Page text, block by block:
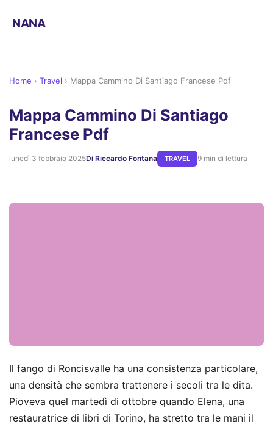
NANA
Home › Travel › Mappa Cammino Di Santiago Francese Pdf
Mappa Cammino Di Santiago
Francese Pdf
lunedì 3 febbraio 2025Di Riccardo Fontana TRAVEL 9 min di lettura
Il fango di Roncisvalle ha una consistenza particolare,
una densità che sembra trattenere i secoli tra le dita.
Pioveva quel martedì di ottobre quando Elena, una
restauratrice di libri di Torino, ha stretto tra le mani il